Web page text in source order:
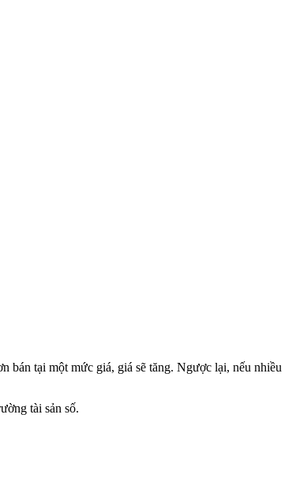
bán tại một mức giá, giá sẽ tăng. Ngược lại, nếu nhiều
tài sản số.